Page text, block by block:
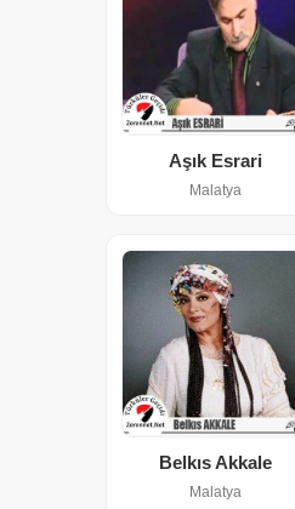
Aşık Esrari
Malatya
Belkıs Akkale
Malatya